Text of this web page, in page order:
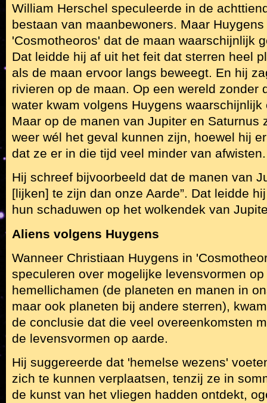
William Herschel speculeerde in de
bestaan van maanbewoners. Maar
'Cosmotheoros' dat de maan waarschijnlijk
Dat leidde hij af uit het feit dat sterren heel
als de maan ervoor langs beweegt. En hij
rivieren op de maan. Op een wereld zonder
water kwam volgens Huygens
Maar op de manen van Jupiter en Saturnus
weer wél het geval kunnen zijn, hoewel hij
dat ze er in die tijd veel minder van afwisten.
Hij schreef bijvoorbeeld dat de manen van
[lijken] te zijn dan onze Aarde”. Dat leidde
hun schaduwen op het wolkendek van
Aliens volgens Huygens
Wanneer Christiaan Huygens in
speculeren over mogelijke levensvormen
hemellichamen (de planeten en manen in
maar ook planeten bij andere sterren),
de conclusie dat die veel overeenkomsten
de levensvormen op aarde.
Hij suggereerde dat 'hemelse wezens'
zich te kunnen verplaatsen, tenzij ze in
de kunst van het vliegen hadden ontdekt,